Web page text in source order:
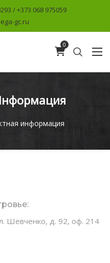
/ +373 068 975059
gc.ru
0
информация
Шевченко, д. 92, оф. 214